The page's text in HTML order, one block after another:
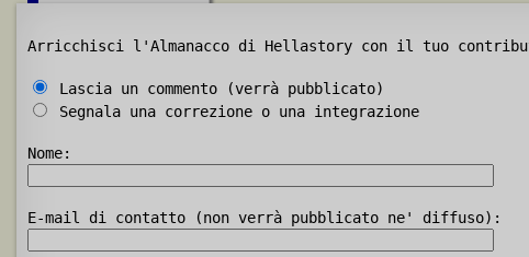
Arricchisci l'Almanacco di Hellastory con il tuo
Lascia un commento (verrà pubblicato)
Segnala una correzione o una integrazione
Nome:
E-mail di contatto (non verrà pubblicato ne' diffuso):